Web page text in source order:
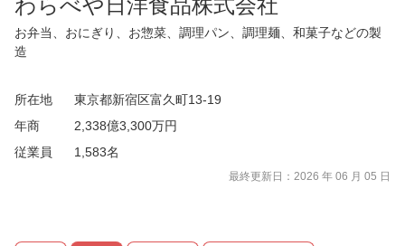
わらべや日洋食品株式会社
お弁当、おにぎり、お惣菜、調理パン、調理麺、和菓子などの製
造
所在地
東京都新宿区富久町13-19
年商
2,338億3,300万円
従業員
1,583名
最終更新日：2026 年 06 月 05 日